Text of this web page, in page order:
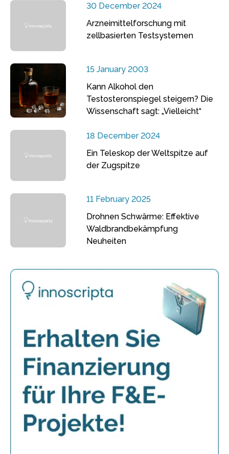
30 December 2024
Arzneimittelforschung mit
zellbasierten Testsystemen
15 January 2003
Kann Alkohol den
Testosteronspiegel steigern? Die
Wissenschaft sagt: „Vielleicht“
18 December 2024
Ein Teleskop der Weltspitze auf
der Zugspitze
11 February 2025
Drohnen Schwärme: Effektive
Waldbrandbekämpfung
Neuheiten